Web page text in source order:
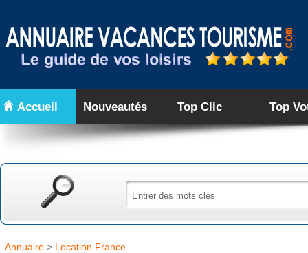
Accueil Nouveautés Top Clic Top
Annuaire > Location France